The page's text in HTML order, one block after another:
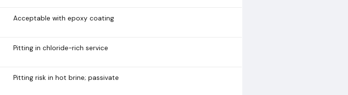
Acceptable with epoxy coating
Pitting in chloride-rich service
Pitting risk in hot brine; passivate